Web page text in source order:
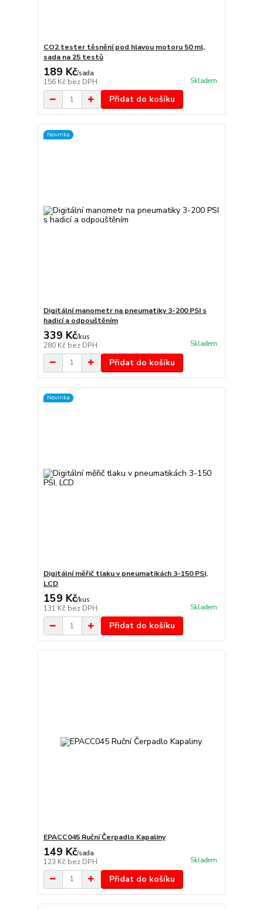
CO2 tester těsnění pod hlavou motoru 50 ml,
sada na 25 testů
189 Kč/sada
156 Kč bez DPH Skladem
Přidat do košíku
Novinka
Digitální manometr na pneumatiky 3-200 PSI s
hadicí a odpouštěním
339 Kč/kus
280 Kč bez DPH Skladem
Přidat do košíku
Novinka
Digitální měřič tlaku v pneumatikách 3-150 PSI,
LCD
159 Kč/kus
131 Kč bez DPH Skladem
Přidat do košíku
EPACC045 Ruční Čerpadlo Kapaliny
149 Kč/sada
123 Kč bez DPH Skladem
Přidat do košíku